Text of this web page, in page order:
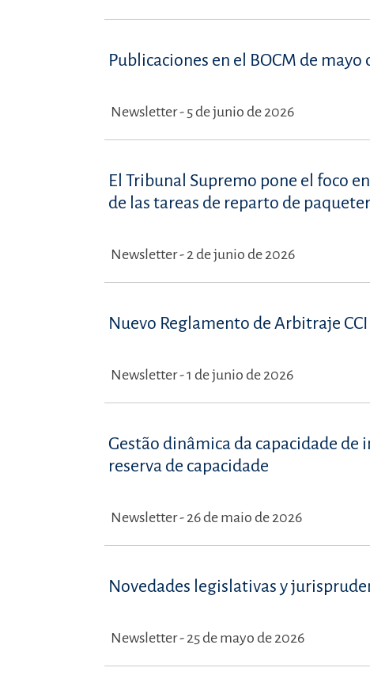
Publicaciones en el BOCM de mayo
Newsletter - 5 de junio de 2026
El Tribunal Supremo pone el foco
de las tareas de reparto de
Newsletter - 2 de junio de 2026
Nuevo Reglamento de Arbitraje
Newsletter - 1 de junio de 2026
Gestão dinâmica da capacidade
reserva de capacidade
Newsletter - 26 de maio de 2026
Novedades legislativas y
Newsletter - 25 de mayo de 2026